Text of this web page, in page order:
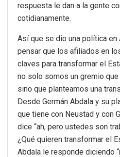
respuesta le dan a la gente
cotidianamente.
Así que se dio una política en
pensar que los afiliados en
claves para transformar el
no solo somos un gremio
sino que planteamos una
Desde Germán Abdala y su
que tiene con Neustad y con
dice “ah, pero ustedes son
¿Qué quieren transformar el
Abdala le responde diciendo